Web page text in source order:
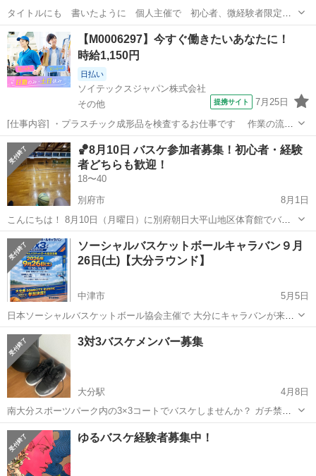
タイトルにも 書いたように 個人主催で 初心者、微経験者限定
の 大会を 開こうと思います！ 1チーム 5〜7人 10分2クオータ
ー 参加費 無料 賞金 賞品 あり 参加条件 としては 主に初心
者なら 誰でも！ 1年以...
大分 大分市 バスケットボール 賞金
【M0006297】今すぐ働きたいあなたに！
時給1,150円
日払い
ソイテックスジャパン株式会社
その他
提携サイト 7月25日
[仕事内容] ・プラスチック成形品を検査するお仕事です 作業の流れ
概略 ①プラスチック成形品の出来栄えを確認する ②専用箱に収納する
※随時、工場見学実施中です！ 【STJ-A】ABC-X ※玖珠町での働けま
す！ ※日...
大分 その他 工場
🏀8月10日 バスケ参加者募集！初心者・経験
者どちらも歓迎！
18〜40
別府市
8月1日
こんにちは！ 8月10日（月曜日）に別府朝日大平山地区体育館でバス
ケットボールをします🏀 * 時間：18:30〜21:30 * 場所：〒874-0840 大
分県別府市 鶴見940番地の2火売8組1 * 参加...
大分 別府市 参加者募集
ソーシャルバスケットボールキャラバン９月
26日(土)【大分ラウンド】
中津市
5月5日
日本ソーシャルバスケットボール協会主催で 大分にキャラバンが来ま
す☆ 精神障がい者ご本人とそのご家族、 友人、支援者、目的にご賛同
いただける方であれば どなたでも参加できます。 大分県サムシティー
ラスティクとの交流...
大分 中津市 バスケットボール ラウンド
3対3バスケメンバー募集
大分駅
4月8日
南大分スポーツパーク内の3×3コートでバスケしませんか？ ガチ禁止
です。運動不足解消、ダイエット目的です。 私は45歳のただのバスケ
好きですので、35歳以上の方限定で募集します。 ルールとマナーを守
れる方。モラルある方、...
大分 大分市 バスケットボール
ゆるバスケ経験者募集中！